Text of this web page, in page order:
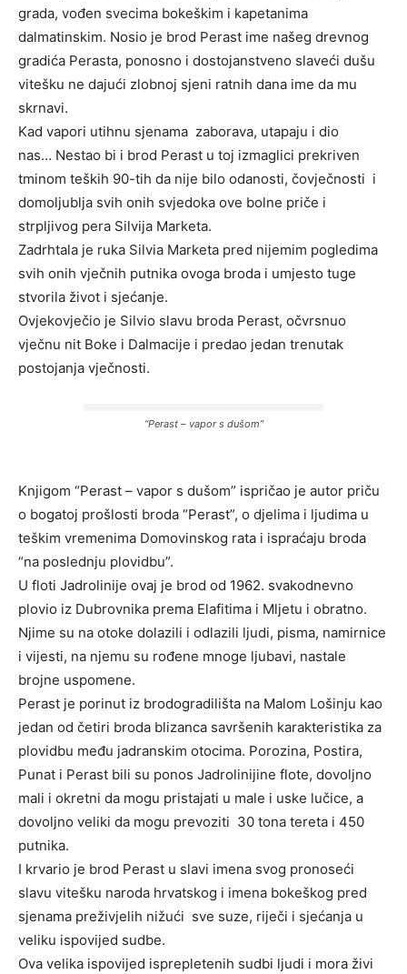
grada, vođen svecima bokeškim i kapetanima
dalmatinskim. Nosio je brod Perast ime našeg drevnog
gradića Perasta, ponosno i dostojanstveno slaveći dušu
vitešku ne dajući zlobnoj sjeni ratnih dana ime da mu
skrnavi.
Kad vapori utihnu sjenama zaborava, utapaju i dio
nas… Nestao bi i brod Perast u toj izmaglici prekriven
tminom teških 90-tih da nije bilo odanosti, čovječnosti i
domoljublja svih onih svjedoka ove bolne priče i
strpljivog pera Silvija Marketa.
Zadrhtala je ruka Silvia Marketa pred nijemim pogledima
svih onih vječnih putnika ovoga broda i umjesto tuge
stvorila život i sjećanje.
Ovjekovječio je Silvio slavu broda Perast, očvrsnuo
vječnu nit Boke i Dalmacije i predao jedan trenutak
postojanja vječnosti.
“Perast – vapor s dušom”
Knjigom “Perast – vapor s dušom” ispričao je autor priču
o bogatoj prošlosti broda “Perast”, o djelima i ljudima u
teškim vremenima Domovinskog rata i ispraćaju broda
“na poslednju plovidbu”.
U floti Jadrolinije ovaj je brod od 1962. svakodnevno
plovio iz Dubrovnika prema Elafitima i Mljetu i obratno.
Njime su na otoke dolazili i odlazili ljudi, pisma, namirnice
i vijesti, na njemu su rođene mnoge ljubavi, nastale
brojne uspomene.
Perast je porinut iz brodogradilišta na Malom Lošinju kao
jedan od četiri broda blizanca savršenih karakteristika za
plovidbu među jadranskim otocima. Porozina, Postira,
Punat i Perast bili su ponos Jadrolinijine flote, dovoljno
mali i okretni da mogu pristajati u male i uske lučice, a
dovoljno veliki da mogu prevoziti 30 tona tereta i 450
putnika.
I krvario je brod Perast u slavi imena svog pronoseći
slavu vitešku naroda hrvatskog i imena bokeškog pred
sjenama preživjelih nižući sve suze, riječi i sjećanja u
veliku ispovijed sudbe.
Ova velika ispovijed isprepletenih sudbi ljudi i mora živi